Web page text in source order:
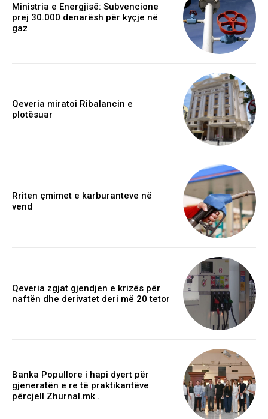
Ministria e Energjisë: Subvencione
prej 30.000 denarësh për kyçje në
gaz
Qeveria miratoi Ribalancin e
plotësuar
Rriten çmimet e karburanteve në
vend
Qeveria zgjat gjendjen e krizës për
naftën dhe derivatet deri më 20 tetor
Banka Popullore i hapi dyert për
gjeneratën e re të praktikantëve
përcjell Zhurnal.mk .